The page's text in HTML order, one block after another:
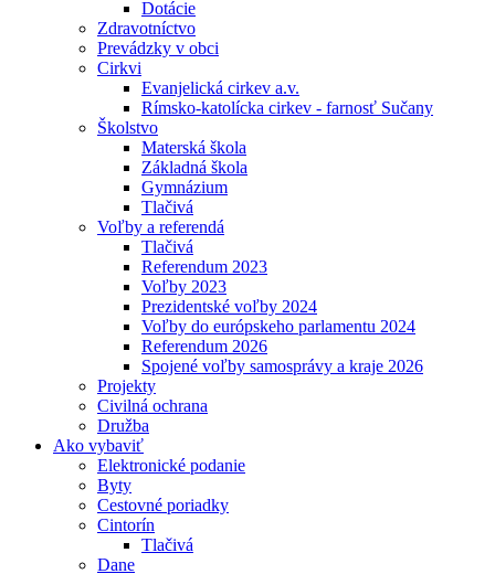
Dotácie
Zdravotníctvo
Prevádzky v obci
Cirkvi
Evanjelická cirkev a.v.
Rímsko-katolícka cirkev - farnosť Sučany
Školstvo
Materská škola
Základná škola
Gymnázium
Tlačivá
Voľby a referendá
Tlačivá
Referendum 2023
Voľby 2023
Prezidentské voľby 2024
Voľby do európskeho parlamentu 2024
Referendum 2026
Spojené voľby samosprávy a kraje 2026
Projekty
Civilná ochrana
Družba
Ako vybaviť
Elektronické podanie
Byty
Cestovné poriadky
Cintorín
Tlačivá
Dane